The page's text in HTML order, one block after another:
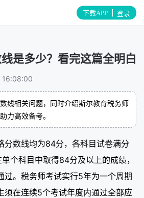
下载APP 登录
是多少？看完这篇全明白
16:08:00
线相关问题，同时介绍斯尔教育税务师
力高效备考。
分数线均为84分，各科目试卷满分
个科目中取得84分及以上的成绩，
过。税务师考试实行5年为一个周期
须在连续5个考试年度内通过全部应